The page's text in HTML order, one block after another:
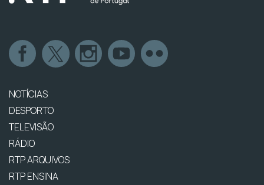
NOTÍCIAS
DESPORTO
TELEVISÃO
RÁDIO
RTP ARQUIVOS
RTP ENSINA